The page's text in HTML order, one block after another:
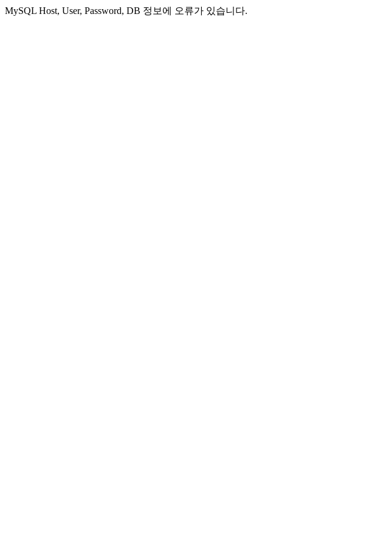
MySQL Host, User, Password, DB 정보에 오류가 있습니다.